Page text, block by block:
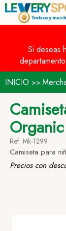
Si deseas
INICIO >>
Ref. Mk-1299
Camiseta para
Precios con